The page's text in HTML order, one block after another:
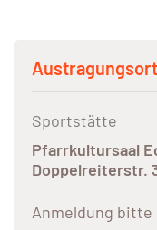
Austragungsort
Sportstätte
Pfarrkultursaal
Doppelreiterstr.
Anmeldung bitte